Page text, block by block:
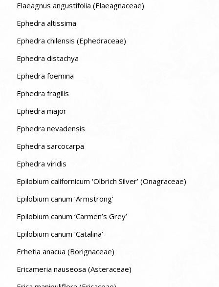
Elaeagnus angustifolia (Elaeagnaceae)
Ephedra altissima
Ephedra chilensis (Ephedraceae)
Ephedra distachya
Ephedra foemina
Ephedra fragilis
Ephedra major
Ephedra nevadensis
Ephedra sarcocarpa
Ephedra viridis
Epilobium californicum ‘Olbrich Silver’ (Onagraceae)
Epilobium canum ‘Armstrong’
Epilobium canum ‘Carmen’s Grey’
Epilobium canum ‘Catalina’
Erhetia anacua (Borignaceae)
Ericameria nauseosa (Asteraceae)